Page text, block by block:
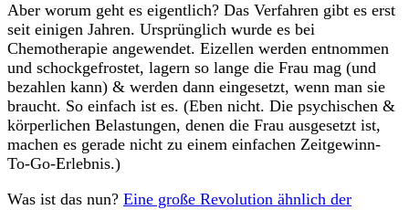
Aber worum geht es eigentlich? Das Verfahren gibt es erst
seit einigen Jahren. Ursprünglich wurde es bei
Chemotherapie angewendet. Eizellen werden entnommen
und schockgefrostet, lagern so lange die Frau mag (und
bezahlen kann) & werden dann eingesetzt, wenn man sie
braucht. So einfach ist es. (Eben nicht. Die psychischen &
körperlichen Belastungen, denen die Frau ausgesetzt ist,
machen es gerade nicht zu einem einfachen Zeitgewinn-
To-Go-Erlebnis.)
Was ist das nun? Eine große Revolution ähnlich der